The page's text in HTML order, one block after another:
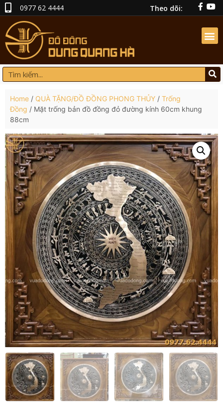
0977 62 4444 Theo dõi:
Home / QUÀ TẶNG/ĐỒ ĐỒNG PHONG THỦY / Trống
Đồng / Mặt trống bản đồ đồng đỏ đường kính 60cm khung
88cm